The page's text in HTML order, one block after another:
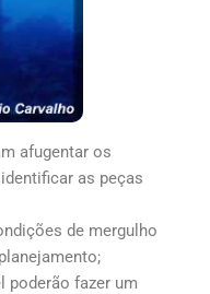
afugentar os
as peças
de mergulho
poderão fazer um